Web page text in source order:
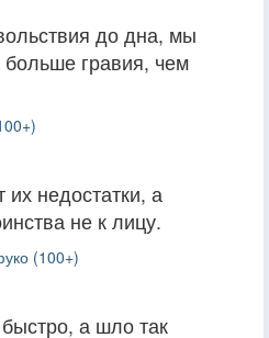
до дна, мы
гравия, чем
недостатки, а
не к лицу.
(100+)
а шло так